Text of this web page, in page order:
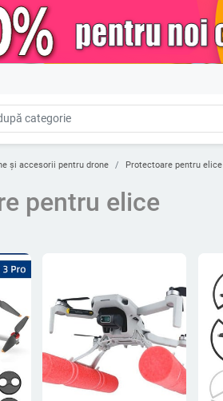
și accesorii pentru drone Protectoare pentru elice
pentru elice